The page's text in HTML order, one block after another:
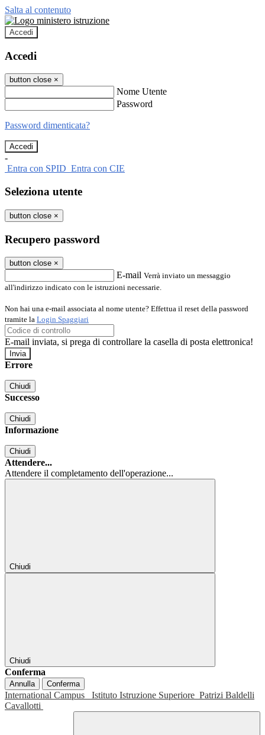
Salta al contenuto
Accedi
Accedi
button close ×
Nome Utente
Password
Password dimenticata?
-
Entra con SPID Entra con CIE
Seleziona utente
button close ×
Recupero password
button close ×
E-mail Verrà inviato un messaggio
all'indirizzo indicato con le istruzioni necessarie.
Non hai una e-mail associata al nome utente? Effettua il reset della password
tramite la Login Spaggiari
E-mail inviata, si prega di controllare la casella di posta elettronica!
Errore
Chiudi
Successo
Chiudi
Informazione
Chiudi
Attendere...
Attendere il completamento dell'operazione...
Chiudi
Chiudi
Conferma
Annulla Conferma
International Campus Istituto Istruzione Superiore Patrizi Baldelli
Cavallotti